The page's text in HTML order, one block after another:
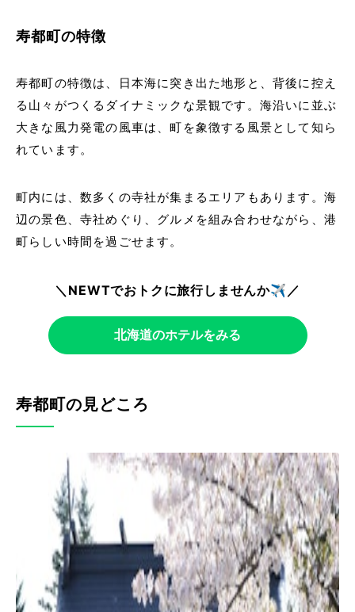
寿都町の特徴
寿都町の特徴は、日本海に突き出た地形と、背後に控え
る山々がつくるダイナミックな景観です。海沿いに並ぶ
大きな風力発電の風車は、町を象徴する風景として知ら
れています。
町内には、数多くの寺社が集まるエリアもあります。海
辺の景色、寺社めぐり、グルメを組み合わせながら、港
町らしい時間を過ごせます。
＼NEWTでおトクに旅行しませんか✈️／
北海道のホテルをみる
寿都町の見どころ